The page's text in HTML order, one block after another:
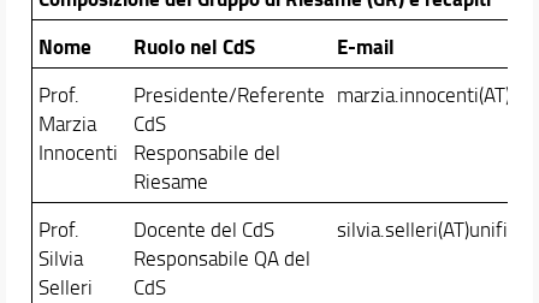
Nome
Ruolo nel CdS E-mail
Prof.
Marzia
Innocenti
Presidente/Referente
CdS
Responsabile del
Riesame
Prof.
Silvia
Selleri
Docente del CdS
Responsabile QA del
CdS
silvia.selleri(AT)unifi.it